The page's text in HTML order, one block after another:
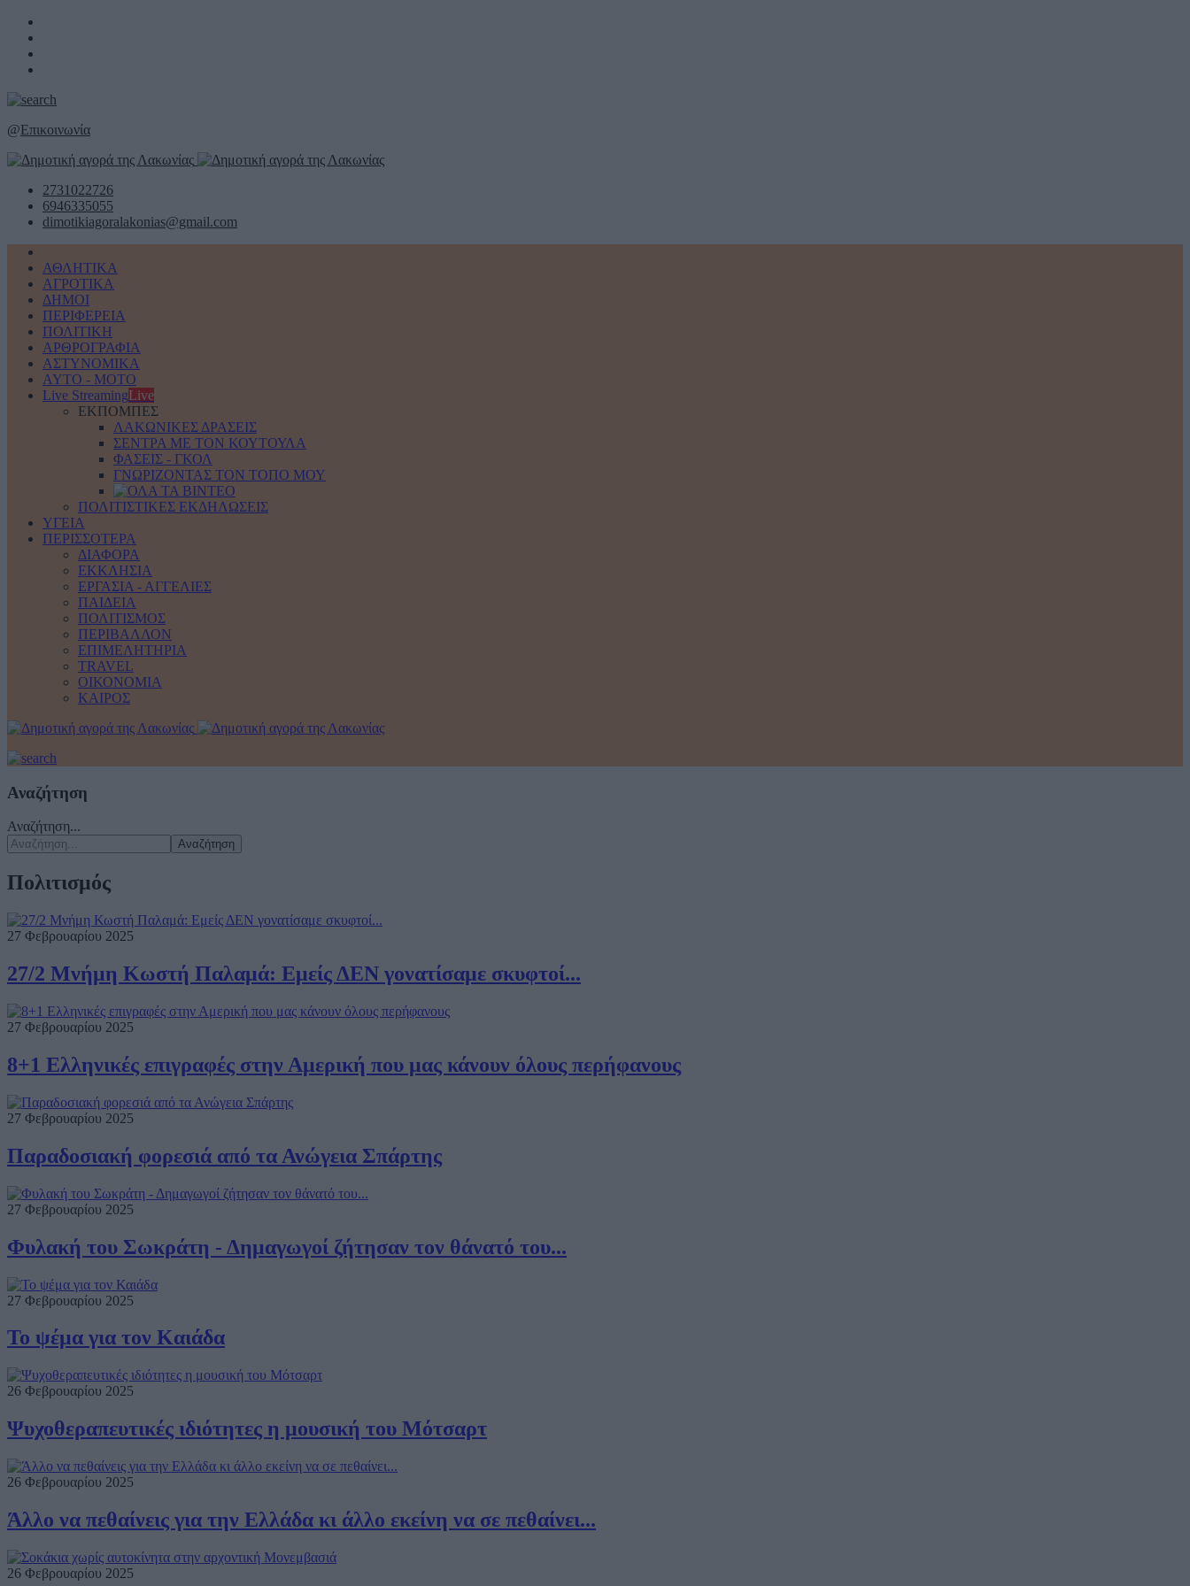
@Επικοινωνία
2731022726
6946335055
dimotikiagoralakonias@gmail.com
ΑΘΛΗΤΙΚΑ
ΑΓΡΟΤΙΚΑ
ΔΗΜΟΙ
ΠΕΡΙΦΕΡΕΙΑ
ΠΟΛΙΤΙΚΗ
ΑΡΘΡΟΓΡΑΦΙΑ
ΑΣΤΥΝΟΜΙΚΑ
AYTO - MOTO
Live StreamingLive
ΕΚΠΟΜΠΕΣ
ΛΑΚΩΝΙΚΕΣ ΔΡΑΣΕΙΣ
ΣΕΝΤΡΑ ΜΕ ΤΟΝ ΚΟΥΤΟΥΛΑ
ΦΑΣΕΙΣ - ΓΚΟΛ
ΓΝΩΡΙΖΟΝΤΑΣ ΤΟΝ ΤΟΠΟ ΜΟΥ
ΠΟΛΙΤΙΣΤΙΚΕΣ ΕΚΔΗΛΩΣΕΙΣ
ΥΓΕΙΑ
ΠΕΡΙΣΣΟΤΕΡΑ
ΔΙΑΦΟΡΑ
ΕΚΚΛΗΣΙΑ
ΕΡΓΑΣΙΑ - ΑΓΓΕΛΙΕΣ
ΠΑΙΔΕΙΑ
ΠΟΛΙΤΙΣΜΟΣ
ΠΕΡΙΒΑΛΛΟΝ
ΕΠΙΜΕΛΗΤΗΡΙΑ
TRAVEL
ΟΙΚΟΝΟΜΙΑ
ΚΑΙΡΟΣ
Αναζήτηση
Αναζήτηση...
Αναζήτηση
Πολιτισμός
27 Φεβρουαρίου 2025
27/2 Μνήμη Κωστή Παλαμά: Εμείς ΔΕΝ γονατίσαμε σκυφτοί...
27 Φεβρουαρίου 2025
8+1 Ελληνικές επιγραφές στην Αμερική που μας κάνουν όλους περήφανους
27 Φεβρουαρίου 2025
Παραδοσιακή φορεσιά από τα Ανώγεια Σπάρτης
27 Φεβρουαρίου 2025
Φυλακή του Σωκράτη - Δημαγωγοί ζήτησαν τον θάνατό του...
27 Φεβρουαρίου 2025
Το ψέμα για τον Καιάδα
26 Φεβρουαρίου 2025
Ψυχοθεραπευτικές ιδιότητες η μουσική του Μότσαρτ
26 Φεβρουαρίου 2025
Άλλο να πεθαίνεις για την Ελλάδα κι άλλο εκείνη να σε πεθαίνει...
26 Φεβρουαρίου 2025